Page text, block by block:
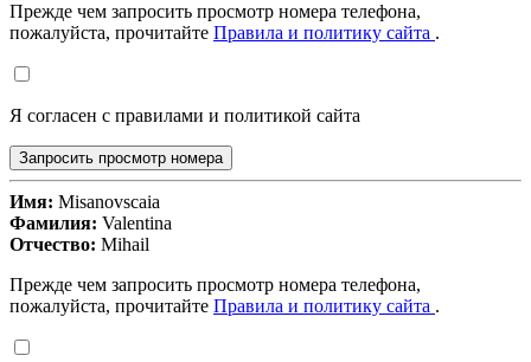
Прежде чем запросить просмотр номера телефона,
пожалуйста, прочитайте Правила и политику сайта .
Я согласен с правилами и политикой сайта
Запросить просмотр номера
Имя: Misanovscaia
Фамилия: Valentina
Отчество: Mihail
Прежде чем запросить просмотр номера телефона,
пожалуйста, прочитайте Правила и политику сайта .